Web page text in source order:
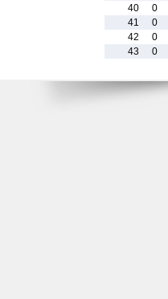
40
0
41
0
42
0
43
0